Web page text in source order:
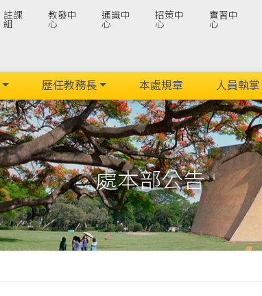
註課
組
教發中
心
通識中
心
招策中
心
實習中
心
歷任教務長 本處規章 人員執掌
處本部公告